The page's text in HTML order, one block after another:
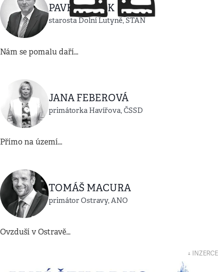
PAVEL BUZEK
starosta Dolní Lutyně, STAN
Nám se pomalu daří…
JANA FEBEROVÁ
primátorka Havířova, ČSSD
Přímo na území…
TOMÁŠ MACURA
primátor Ostravy, ANO
Ovzduší v Ostravě…
↓ INZERCE